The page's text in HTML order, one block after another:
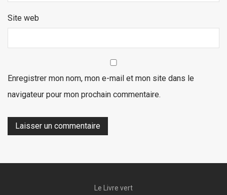
Site web
Enregistrer mon nom, mon e-mail et mon site dans le
navigateur pour mon prochain commentaire.
Le Livre vert